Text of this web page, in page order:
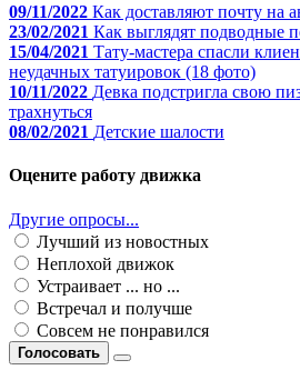
09/11/2022 Как доставляют почту на
23/02/2021 Как выглядят подводные
15/04/2021 Тату-мастера спасли
неудачных татуировок (18 фото)
10/11/2022 Девка подстригла свою
трахнуться
08/02/2021 Детские шалости
Оцените работу движка
Другие опросы...
Лучший из новостных
Неплохой движок
Устраивает ... но ...
Встречал и получше
Совсем не понравился
Голосовать